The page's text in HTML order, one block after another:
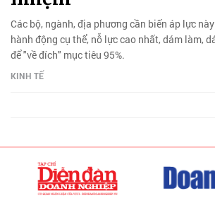
Các bộ, ngành, địa phương cần biến áp lực
hành động cụ thể, nỗ lực cao nhất, dám làm,
để "về đích" mục tiêu 95%.
KINH TẾ